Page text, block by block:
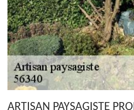
ARTISAN PAYSAGISTE